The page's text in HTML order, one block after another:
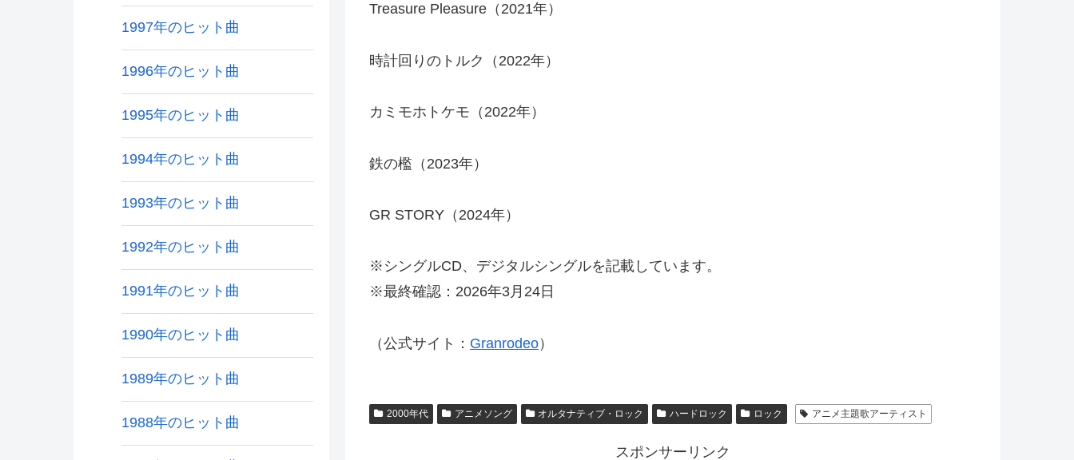
Treasure Pleasure（2021年）
時計回りのトルク（2022年）
カミモホトケモ（2022年）
鉄の檻（2023年）
GR STORY（2024年）
※シングルCD、デジタルシングルを記載しています。
※最終確認：2026年3月24日
（公式サイト： Granrodeo）
2000年代 アニメソング オルタナティブ・ロック ハードロック ロック アニメ主題歌アーティスト
スポンサーリンク
1997年のヒット曲
1996年のヒット曲
1995年のヒット曲
1994年のヒット曲
1993年のヒット曲
1992年のヒット曲
1991年のヒット曲
1990年のヒット曲
1989年のヒット曲
1988年のヒット曲